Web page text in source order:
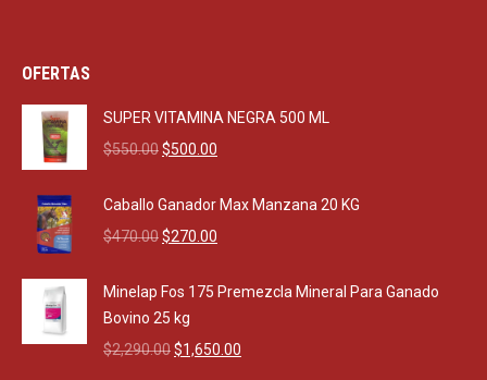
OFERTAS
SUPER VITAMINA NEGRA 500 ML
$550.00Original
was:
$550.00.
$500.00
is:
Caballo Ganador Max Manzana 20 KG
$470.00Original
was:
$470.00.
$270.00
is:
Minelap Fos 175 Premezcla Mineral Para Ganado
Bovino 25 kg
$2,290.00Original
$1,650.00